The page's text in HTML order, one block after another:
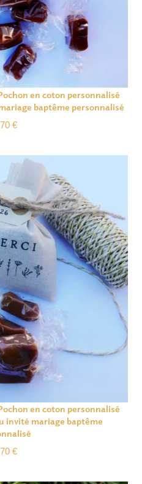
en coton personnalisé
baptême personnalisé
€
en coton personnalisé
invité mariage baptême
€